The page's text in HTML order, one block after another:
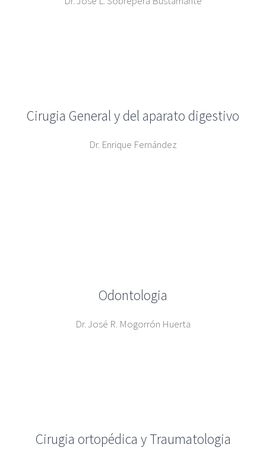
Cirugia General y del aparato digestivo
Dr. Enrique Fernández
Odontologia
Dr. José R. Mogorrón Huerta
Cirugia ortopédica y Traumatologia